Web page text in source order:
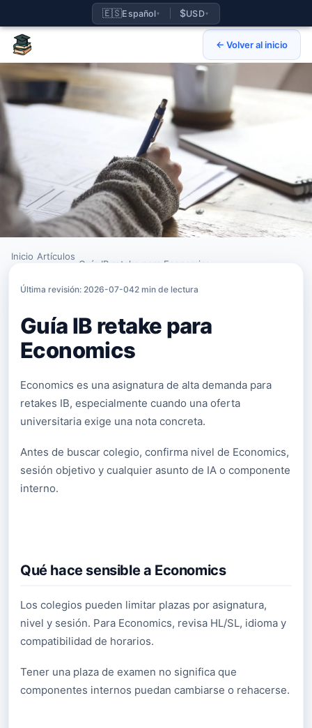
← Volver al inicio
Inicio Artículos
Guía IB retake para Economics
Última revisión: 2026-07-042 min de lectura
Guía IB retake para
Economics
Economics es una asignatura de alta demanda para
retakes IB, especialmente cuando una oferta
universitaria exige una nota concreta.
Antes de buscar colegio, confirma nivel de Economics,
sesión objetivo y cualquier asunto de IA o componente
interno.
Qué hace sensible a Economics
Los colegios pueden limitar plazas por asignatura,
nivel y sesión. Para Economics, revisa HL/SL, idioma y
compatibilidad de horarios.
Tener una plaza de examen no significa que
componentes internos puedan cambiarse o rehacerse.
🇪🇸Español▾ $USD▾